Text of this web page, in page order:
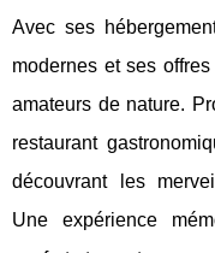
Avec ses
modernes et ses
amateurs de nature.
restaurant
découvrant les
Une expérience